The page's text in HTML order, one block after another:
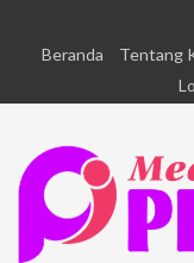
Beranda
Tentang